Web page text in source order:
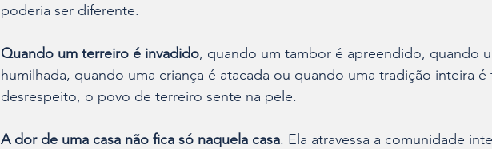
poderia ser diferente.
Quando um terreiro é invadido, quando um tambor é apreendido, quando
humilhada, quando uma criança é atacada ou quando uma tradição inteira é
desrespeito, o povo de terreiro sente na pele.
A dor de uma casa não fica só naquela casa. Ela atravessa a comunidade